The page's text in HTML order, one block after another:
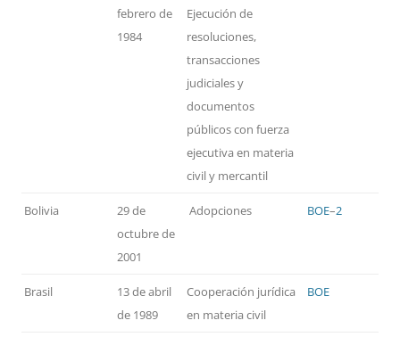
febrero de
1984
Ejecución de
resoluciones,
transacciones
judiciales y
documentos
públicos con fuerza
ejecutiva en materia
civil y mercantil
Bolivia
29 de
octubre de
2001
Adopciones BOE–2
Brasil
13 de abril
de 1989
Cooperación jurídica
en materia civil
BOE